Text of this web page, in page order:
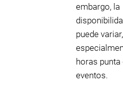
embargo, la
puede variar,
horas punta
eventos.